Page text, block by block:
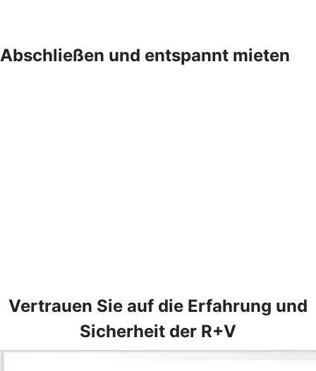
Abschließen und entspannt mieten
Vertrauen Sie auf die Erfahrung und
Sicherheit der R+V